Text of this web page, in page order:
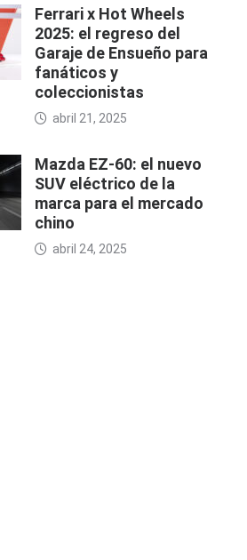
Ferrari x Hot Wheels
2025: el regreso del
Garaje de Ensueño para
fanáticos y
coleccionistas
abril 21, 2025
Mazda EZ-60: el nuevo
SUV eléctrico de la
marca para el mercado
chino
abril 24, 2025